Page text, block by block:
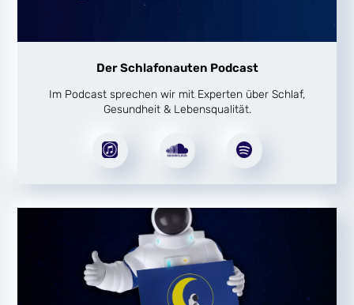
Der Schlafonauten Podcast
Im Podcast sprechen wir mit Experten über Schlaf,
Gesundheit & Lebensqualität.